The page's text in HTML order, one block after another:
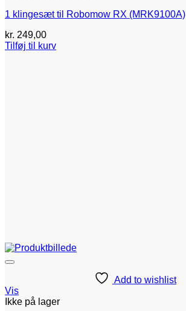
1 klingesæt til Robomow RX (MRK9100A)
kr. 249,00
Tilføj til kurv
Add to wishlist
Vis
Ikke på lager